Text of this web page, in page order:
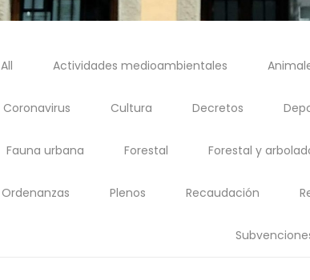
All Actividades medioambientales
Coronavirus Cultura Decretos
Fauna urbana Forestal Forestal y
Ordenanzas Plenos Recaudación